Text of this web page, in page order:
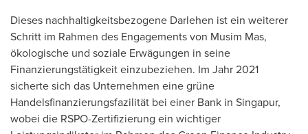
Dieses nachhaltigkeitsbezogene Darlehen ist ein weiterer
Schritt im Rahmen des Engagements von Musim Mas,
ökologische und soziale Erwägungen in seine
Finanzierungstätigkeit einzubeziehen. Im Jahr2021
sicherte sich das Unternehmen eine grüne
Handelsfinanzierungsfazilität bei einer Bank in Singapur,
wobei die RSPO-Zertifizierung ein wichtiger